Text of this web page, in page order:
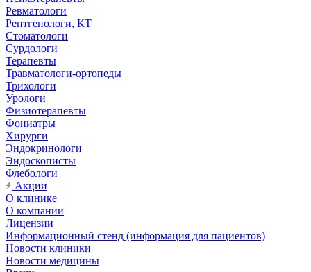
Ревматологи
Рентгенологи, КТ
Стоматологи
Сурдологи
Терапевты
Травматологи-ортопеды
Трихологи
Урологи
Физиотерапевты
Фониатры
Хирурги
Эндокринологи
Эндоскописты
Флебологи
Акции
О клинике
О компании
Лицензии
Информационный стенд (информация для пациентов)
Новости клиники
Новости медицины